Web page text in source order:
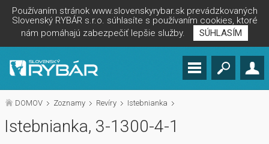
Používaním stránok www.slovenskyrybar.sk prevádzkovaných
Slovenský RYBÁR s.r.o. súhlasíte s používaním cookies, ktoré
nám pomáhajú zabezpečiť lepšie služby.
SÚHLASÍM
DOMOV Zoznamy Revíry Istebnianka
Istebnianka, 3-1300-4-1